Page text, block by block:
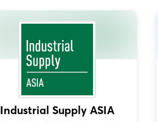
Industrial Supply ASIA